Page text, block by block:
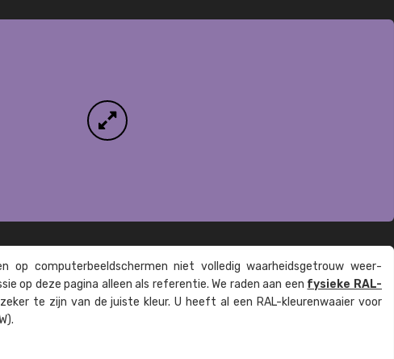
op computer­beeld­schermen niet volledig waarheids­­getrouw weer­
op deze pagina alleen als referentie. We raden aan een fysieke RAL-
te zijn van de juiste kleur. U heeft al een RAL-kleuren­waaier voor
Kambier BV